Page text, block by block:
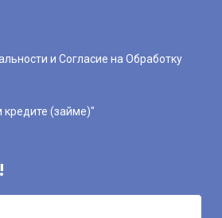
и Согласие на Обработку
(займе)"